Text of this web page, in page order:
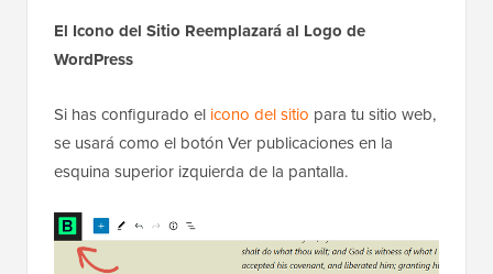
El Icono del Sitio Reemplazará al Logo de
WordPress
Si has configurado el icono del sitio para tu sitio web,
se usará como el botón Ver publicaciones en la
esquina superior izquierda de la pantalla.